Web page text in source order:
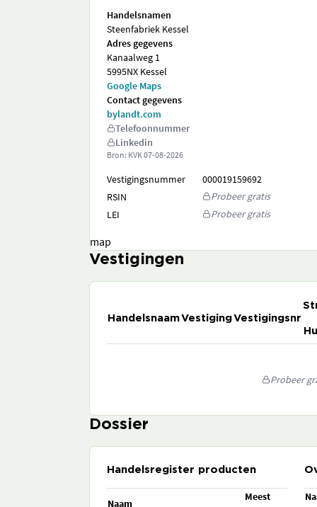
Handelsnamen
Steenfabriek Kessel
Adres gegevens
Kanaalweg 1
5995NX Kessel
Google Maps
Contact gegevens
bylandt.com
Telefoonnummer
Linkedin
Bron: KVK07-08-2026
Vestigingsnummer
000019159692
RSIN
Probeer gratis
LEI
Probeer gratis
map
Vestigingen
HandelsnaamVestigingVestigingsnr
Probeer
Dossier
Handelsregister producten
Naam
Meest